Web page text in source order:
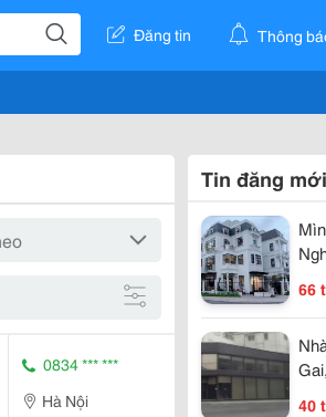
Đăng tin Thông
0834 *** ***
Hà Nội
Tin đăng
66
40